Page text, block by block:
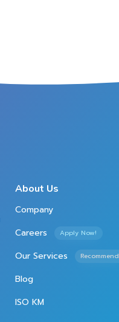
About Us
Company
Careers
Apply Now!
Our Services Recommend
Blog
ISO KM